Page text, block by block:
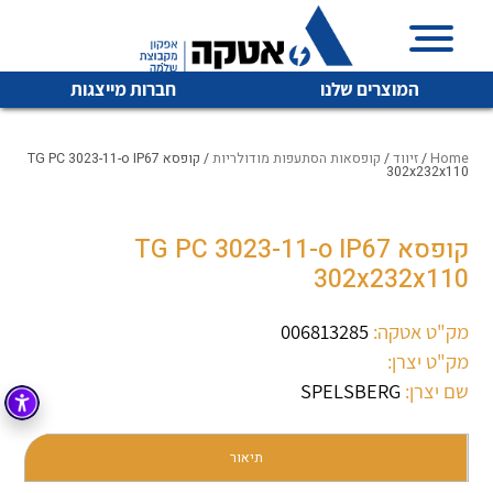
המוצרים שלנו חברות מייצגות
איכות | שרות | זמינות
אטקה בע”מ היא החברה הגדולה והמובילה בישראל בשיווק
מיתוג, בקרה , ואינסטלציה חשמלית ופעילה ב7 תחומים:
חשמל
קופסאות וארונות לחשמל, בקרה ואלקטרוניקה
לכל מוצרי היצרן לכל מוצרי היצרן
Home
/זיווד/ קופסאות הסתעפות מודולריות / קופסא TG PC 3023-11-o IP67
302x232x110
קופסא TG PC 3023-11-o IP67
302x232x110
מק"ט אטקה: 006813285
מק"ט יצרן:
שם יצרן: SPELSBERG
תיאור